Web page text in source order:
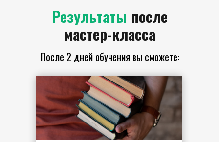
Результаты после
мастер-класса
После 2 дней обучения вы сможете: